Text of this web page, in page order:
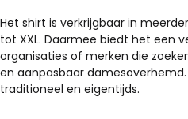
Het shirt is verkrijgbaar in
tot XXL. Daarmee biedt het een
organisaties of merken die
en aanpasbaar
traditioneel en eigentijds.